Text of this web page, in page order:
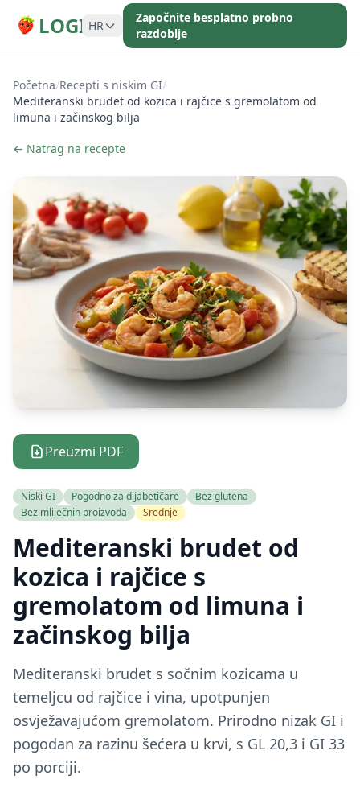
LOGI HR
Započnite besplatno probno
razdoblje
Početna/Recepti s niskim GI/
Mediteranski brudet od kozica i rajčice s gremolatom od
limuna i začinskog bilja
← Natrag na recepte
Preuzmi PDF
Niski GI Pogodno za dijabetičare
Bez glutena
Bez mliječnih proizvoda
Srednje
Mediteranski brudet od
kozica i rajčice s
gremolatom od limuna i
začinskog bilja
Mediteranski brudet s sočnim kozicama u
temeljcu od rajčice i vina, upotpunjen
osvježavajućom gremolatom. Prirodno nizak GI i
pogodan za razinu šećera u krvi, s GL 20,3 i GI 33
po porciji.